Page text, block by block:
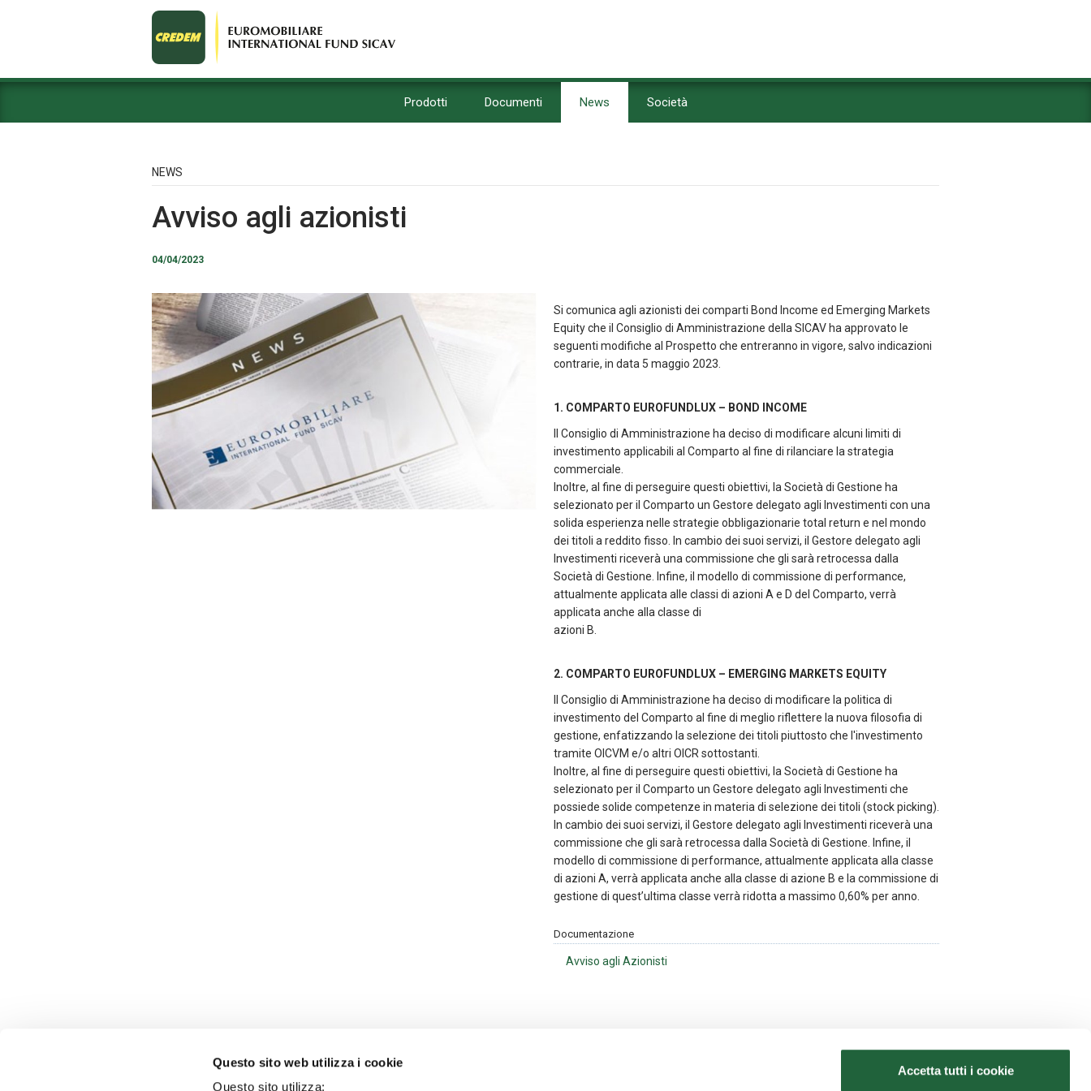
Questo sito web utilizza i cookie
Questo sito utilizza:
Accetta tutti i cookie
Prodotti Documenti News Società
NEWS
Avviso agli azionisti
04/04/2023
Si comunica agli azionisti dei comparti Bond Income ed Emerging Markets
Equity che il Consiglio di Amministrazione della SICAV ha approvato le
seguenti modifiche al Prospetto che entreranno in vigore, salvo indicazioni
contrarie, in data 5 maggio 2023.
1. COMPARTO EUROFUNDLUX – BOND INCOME
Il Consiglio di Amministrazione ha deciso di modificare alcuni limiti di
investimento applicabili al Comparto al fine di rilanciare la strategia
commerciale.
Inoltre, al fine di perseguire questi obiettivi, la Società di Gestione ha
selezionato per il Comparto un Gestore delegato agli Investimenti con una
solida esperienza nelle strategie obbligazionarie total return e nel mondo
dei titoli a reddito fisso. In cambio dei suoi servizi, il Gestore delegato agli
Investimenti riceverà una commissione che gli sarà retrocessa dalla
Società di Gestione. Infine, il modello di commissione di performance,
attualmente applicata alle classi di azioni A e D del Comparto, verrà
applicata anche alla classe di
azioni B.
2. COMPARTO EUROFUNDLUX – EMERGING MARKETS EQUITY
Il Consiglio di Amministrazione ha deciso di modificare la politica di
investimento del Comparto al fine di meglio riflettere la nuova filosofia di
gestione, enfatizzando la selezione dei titoli piuttosto che l'investimento
tramite OICVM e/o altri OICR sottostanti.
Inoltre, al fine di perseguire questi obiettivi, la Società di Gestione ha
selezionato per il Comparto un Gestore delegato agli Investimenti che
possiede solide competenze in materia di selezione dei titoli (stock picking).
In cambio dei suoi servizi, il Gestore delegato agli Investimenti riceverà una
commissione che gli sarà retrocessa dalla Società di Gestione. Infine, il
modello di commissione di performance, attualmente applicata alla classe
di azioni A, verrà applicata anche alla classe di azione B e la commissione di
gestione di quest’ultima classe verrà ridotta a massimo 0,60% per anno.
Documentazione
Avviso agli Azionisti